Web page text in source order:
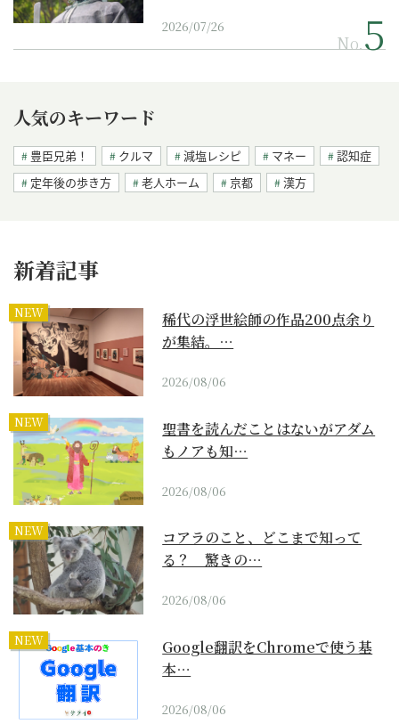
2026/07/26
No.
人気のキーワード
豊臣兄弟！ クルマ 減塩レシピ マネー
認知症
定年後の歩き方
老人ホーム 京都 漢方
新着記事
NEW
稀代の浮世絵師の作品200点余り
が集結。…
2026/08/06
NEW
聖書を読んだことはないがアダム
もノアも知…
2026/08/06
NEW
コアラのこと、どこまで知って
る？ 驚きの…
2026/08/06
NEW
Google翻訳をChromeで使う基
本…
2026/08/06